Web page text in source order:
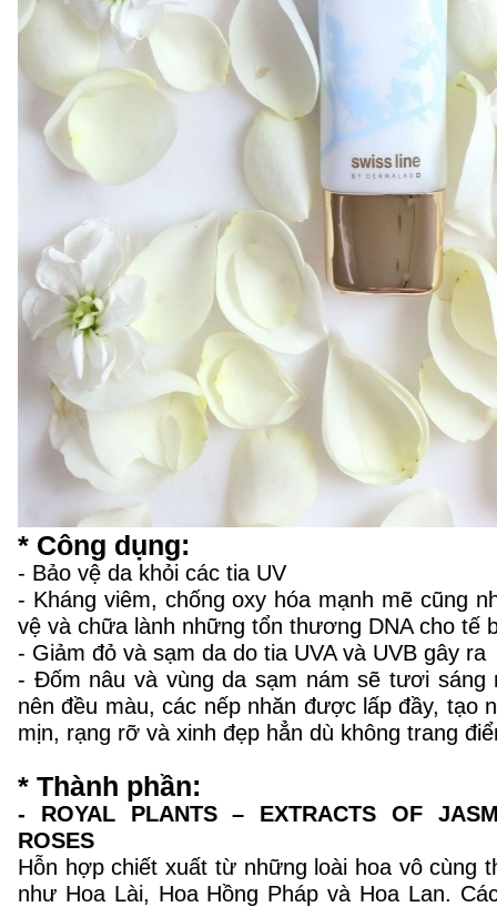
* Công dụng:
- Bảo vệ da khỏi các tia UV
- Kháng viêm, chống oxy hóa mạnh mẽ cũng
vệ và chữa lành những tổn thương DNA cho tế
- Giảm đỏ và sạm da do tia UVA và UVB gây ra
- Đốm nâu và vùng da sạm nám sẽ tươi
nên đều màu, các nếp nhăn được lấp đầy, tạo
mịn, rạng rỡ và xinh đẹp hẳn dù không trang
* Thành phần:
- ROYAL PLANTS – EXTRACTS OF
ROSES
Hỗn hợp chiết xuất từ những loài hoa vô cùng
như Hoa Lài, Hoa Hồng Pháp và Hoa Lan.